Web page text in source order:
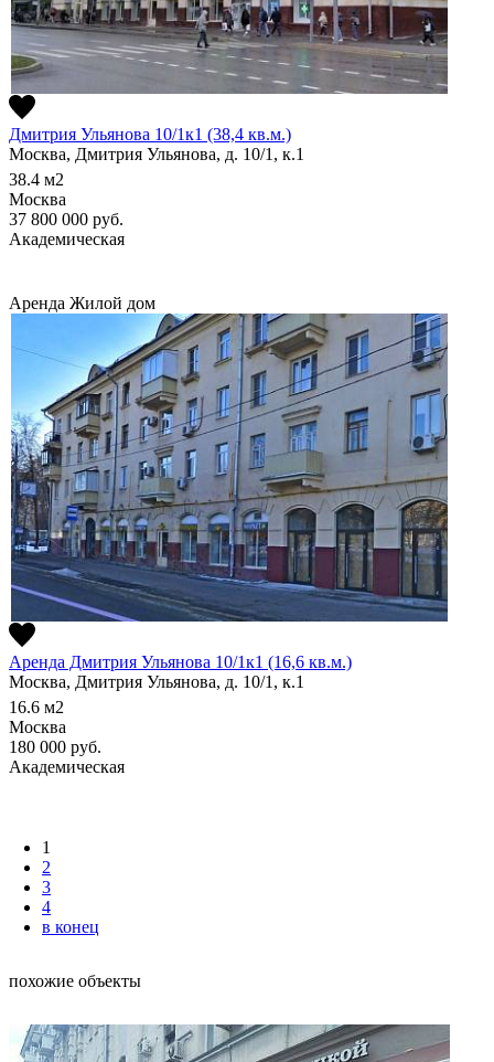
Дмитрия Ульянова 10/1к1 (38,4 кв.м.)
Москва, Дмитрия Ульянова, д. 10/1, к.1
38.4 м2
Москва
37 800 000 руб.
Академическая
Аренда Жилой дом
Аренда Дмитрия Ульянова 10/1к1 (16,6 кв.м.)
Москва, Дмитрия Ульянова, д. 10/1, к.1
16.6 м2
Москва
180 000 руб.
Академическая
1
2
3
4
в конец
похожие объекты